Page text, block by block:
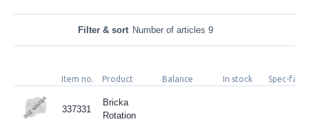
Filter & sort Number of articles 9
Item no. Product Balance In stock Spec-fält 3
337331
Bricka
Rotation